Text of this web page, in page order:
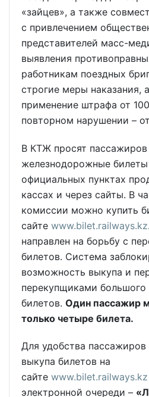
«зайцев», а также
с привлечением
представителей масс-
выявления
работникам поездных
строгие меры наказания,
применение штрафа от
повторном нарушении –
В КТЖ просят пассажиров
железнодорожные
официальных пунктах
кассах и через сайты. В
комиссии можно купить
сайте www.bilet.railways.kz
направлен на борьбу с
билетов. Система
возможность выкупа и
перекупщиками большого
билетов. Один пассажир
только четыре билета.
Для удобства пассажиров
выкупа билетов на
сайте www.bilet.railways.kz
электронной очереди –